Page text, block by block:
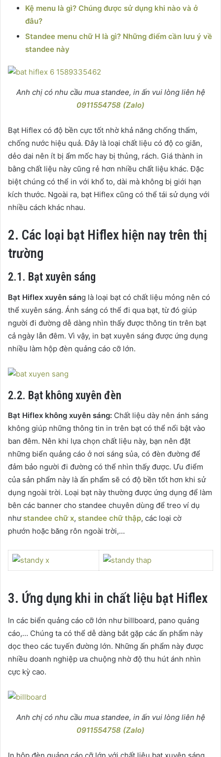
Kệ menu là gì? Chúng được sử dụng khi nào và ở
đâu?
Standee menu chữ H là gì? Những điểm cần lưu ý về
standee này
Anh chị có nhu cầu mua standee, in ấn vui lòng liên hệ
0911554758 (Zalo)
Bạt Hiflex có độ bền cực tốt nhờ khả năng chống thấm,
chống nước hiệu quả. Đây là loại chất liệu có độ co giãn,
dẻo dai nên ít bị ẩm mốc hay bị thủng, rách. Giá thành in
bằng chất liệu này cũng rẻ hơn nhiều chất liệu khác. Đặc
biệt chúng có thể in với khổ to, dài mà không bị giới hạn
kích thước. Ngoài ra, bạt Hiflex cũng có thể tái sử dụng với
nhiều cách khác nhau.
2. Các loại bạt Hiflex hiện nay trên thị
trường
2.1. Bạt xuyên sáng
Bạt Hiflex xuyên sáng là loại bạt có chất liệu mỏng nên có
thể xuyên sáng. Ánh sáng có thể đi qua bạt, từ đó giúp
người đi đường dễ dàng nhìn thấy được thông tin trên bạt
cả ngày lẫn đêm. Vì vậy, in bạt xuyên sáng được ứng dụng
nhiều làm hộp đèn quảng cáo cỡ lớn.
2.2. Bạt không xuyên đèn
Bạt Hiflex không xuyên sáng: Chất liệu dày nên ánh sáng
không giúp những thông tin in trên bạt có thể nổi bật vào
ban đêm. Nên khi lựa chọn chất liệu này, bạn nên đặt
những biển quảng cáo ở nơi sáng sủa, có đèn đường để
đảm bảo người đi đường có thể nhìn thấy được. Ưu điểm
của sản phẩm này là ấn phẩm sẽ có độ bền tốt hơn khi sử
dụng ngoài trời. Loại bạt này thường được ứng dụng để làm
bên các banner cho standee chuyên dùng để treo ví dụ
như standee chữ x, standee chữ thập, các loại cờ
phướn hoặc băng rôn ngoài trời,…
3. Ứng dụng khi in chất liệu bạt Hiflex
In các biển quảng cáo cỡ lớn như billboard, pano quảng
cáo,… Chúng ta có thể dễ dàng bắt gặp các ấn phẩm này
dọc theo các tuyến đường lớn. Những ấn phẩm này được
nhiều doanh nghiệp ưa chuộng nhờ độ thu hút ánh nhìn
cực kỳ cao.
Anh chị có nhu cầu mua standee, in ấn vui lòng liên hệ
0911554758 (Zalo)